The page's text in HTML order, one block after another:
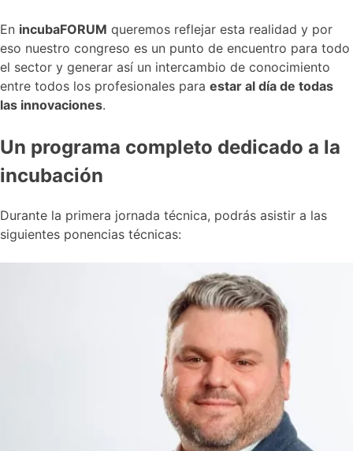
En incubaFORUM queremos reflejar esta realidad y por
eso nuestro congreso es un punto de encuentro para todo
el sector y generar así un intercambio de conocimiento
entre todos los profesionales para estar al día de todas
las innovaciones.
Un programa completo dedicado a la
incubación
Durante la primera jornada técnica, podrás asistir a las
siguientes ponencias técnicas: